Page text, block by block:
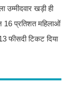
उम्मीदवार खड़ी ही
16 प्रतिशत महिलाओं
फीसदी टिकट दिया